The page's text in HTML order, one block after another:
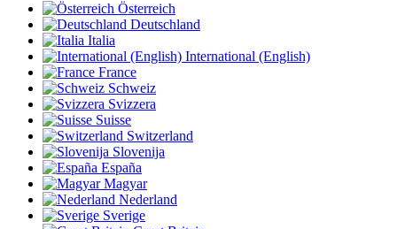
Österreich
Deutschland
Italia
International (English)
France
Schweiz
Svizzera
Suisse
Switzerland
Slovenija
España
Magyar
Nederland
Sverige